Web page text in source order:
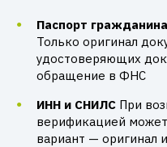
Паспорт
Только оригинал
удостоверяющих
обращение в ФНС
ИНН и СНИЛС При
верификацией
вариант — оригинал